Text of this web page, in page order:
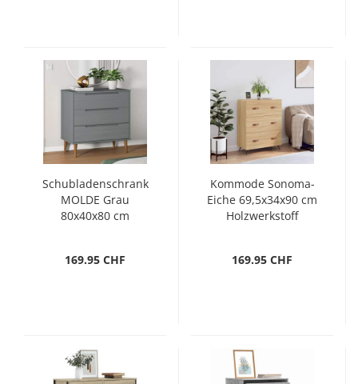
Schubladenschrank
MOLDE Grau
80x40x80 cm
169.95 CHF
Kommode Sonoma-
Eiche 69,5x34x90 cm
Holzwerkstoff
169.95 CHF